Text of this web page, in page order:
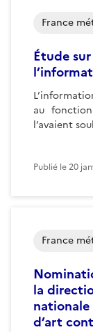
Étude
au
l’avaient
France
Publié le20
la
d’art
France